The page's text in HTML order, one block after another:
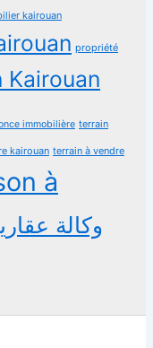
kairouan
propriété
Kairouan
immobilière terrain
kairouan terrain à vendre
à
وكالة